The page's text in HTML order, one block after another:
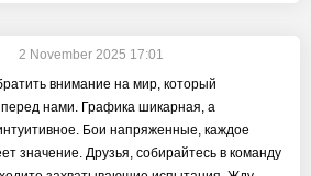
2 November 2025 17:01
внимание на мир, который
перед нами. Графика шикарная, а
Бои напряженные, каждое
значение. Друзья, собирайтесь в команду